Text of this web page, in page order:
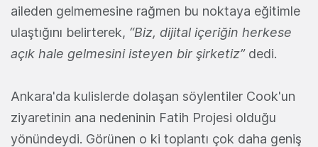
aileden gelmemesine rağmen bu noktaya eğitimle
ulaştığını belirterek, “Biz, dijital içeriğin herkese
açık hale gelmesini isteyen bir şirketiz”dedi.
Ankara'da kulislerde dolaşan söylentiler Cook'un
ziyaretinin ana nedeninin Fatih Projesi olduğu
yönündeydi. Görünen o ki toplantı çok daha geniş